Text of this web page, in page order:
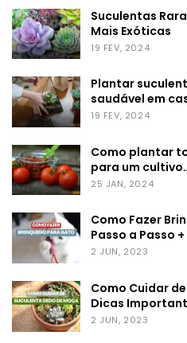
Suculentas
Mais Exóticas
19 FEV, 2024
Plantar
saudável em
19 FEV, 2024
Como plantar
para um
25 JAN, 2024
Como Fazer
Passo a Passo
2 JUN, 2023
Como Cuidar
Dicas
2 JUN, 2023